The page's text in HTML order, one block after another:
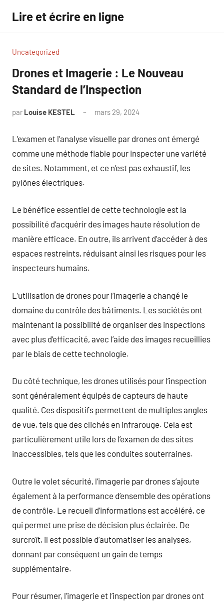
contenu
Lire et écrire en ligne
Uncategorized
Drones et Imagerie : Le Nouveau
Standard de l’Inspection
par Louise KESTEL mars 29, 2024
L’examen et l’analyse visuelle par drones ont émergé
comme une méthode fiable pour inspecter une variété
de sites. Notamment, et ce n’est pas exhaustif, les
pylônes électriques.
Le bénéfice essentiel de cette technologie est la
possibilité d’acquérir des images haute résolution de
manière efficace. En outre, ils arrivent d’accéder à des
espaces restreints, réduisant ainsi les risques pour les
inspecteurs humains.
L’utilisation de drones pour l’imagerie a changé le
domaine du contrôle des bâtiments. Les sociétés ont
maintenant la possibilité de organiser des inspections
avec plus d’efficacité, avec l’aide des images recueillies
par le biais de cette technologie.
Du côté technique, les drones utilisés pour l’inspection
sont généralement équipés de capteurs de haute
qualité. Ces dispositifs permettent de multiples angles
de vue, tels que des clichés en infrarouge. Cela est
particulièrement utile lors de l’examen de des sites
inaccessibles, tels que les conduites souterraines.
Outre le volet sécurité, l’imagerie par drones s’ajoute
également à la performance d’ensemble des opérations
de contrôle. Le recueil d’informations est accéléré, ce
qui permet une prise de décision plus éclairée. De
surcroît, il est possible d’automatiser les analyses,
donnant par conséquent un gain de temps
supplémentaire.
Pour résumer, l’imagerie et l’inspection par drones ont